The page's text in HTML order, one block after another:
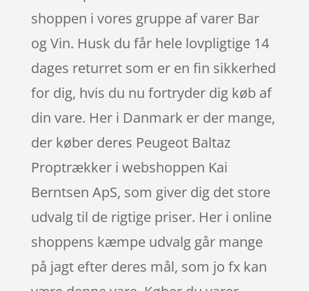
shoppen i vores gruppe af varer Bar
og Vin. Husk du får hele lovpligtige 14
dages returret som er en fin sikkerhed
for dig, hvis du nu fortryder dig køb af
din vare. Her i Danmark er der mange,
der køber deres Peugeot Baltaz
Proptrækker i webshoppen Kai
Berntsen ApS, som giver dig det store
udvalg til de rigtige priser. Her i online
shoppens kæmpe udvalg går mange
på jagt efter deres mål, som jo fx kan